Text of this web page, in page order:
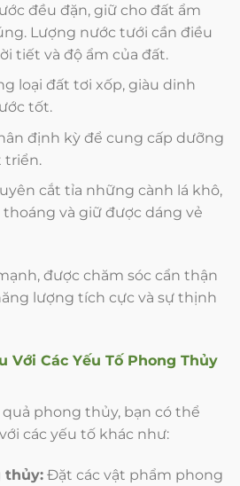
đều đặn, giữ cho đất ẩm
Lượng nước tưới cần điều
tiết và độ ẩm của đất.
loại đất tơi xốp, giàu dinh
tốt.
định kỳ để cung cấp dưỡng
triển.
cắt tỉa những cành lá khô,
và giữ được dáng vẻ
được chăm sóc cẩn thận
lượng tích cực và sự thịnh
Với Các Yếu Tố Phong Thủy
phong thủy, bạn có thể
với các yếu tố khác như:
thủy:Đặt các vật phẩm phong